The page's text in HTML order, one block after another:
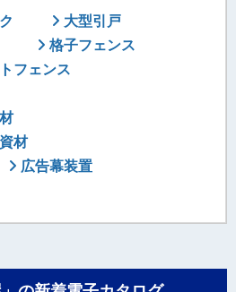
大型引戸
格子フェンス
フェンス
材
広告幕装置